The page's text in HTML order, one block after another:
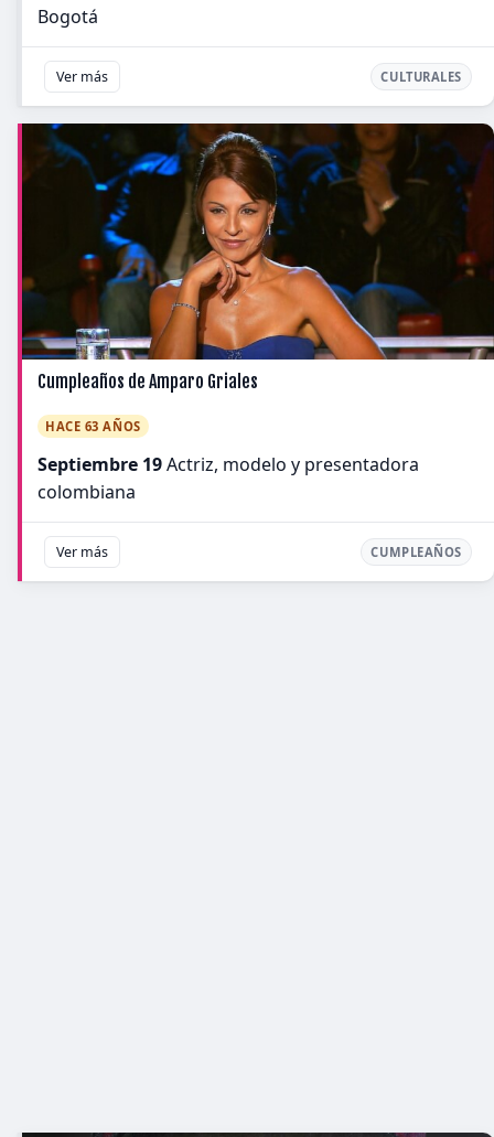
Bogotá
Ver más CULTURALES
Cumpleaños de Amparo Griales
HACE 63 AÑOS
Septiembre 19Actriz, modelo y presentadora
colombiana
Ver más CUMPLEAÑOS